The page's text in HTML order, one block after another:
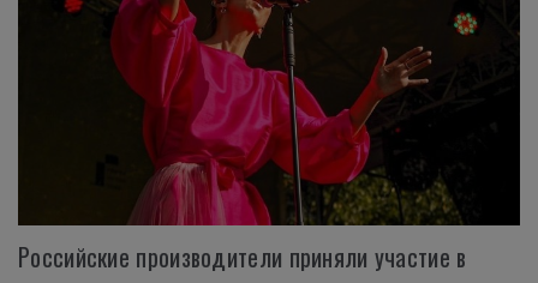
Российские производители приняли участие в